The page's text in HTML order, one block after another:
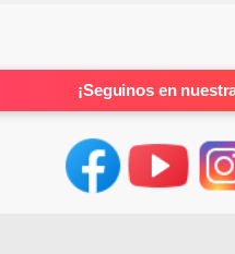
¡Seguinos en